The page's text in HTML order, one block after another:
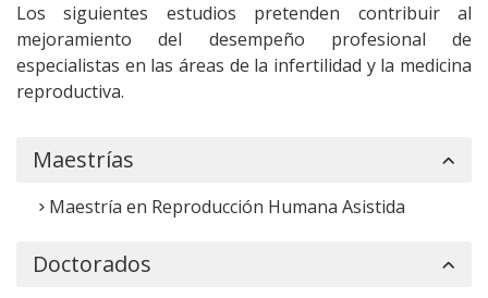
Los siguientes estudios pretenden contribuir al
mejoramiento del desempeño profesional de
especialistas en las áreas de la infertilidad y la medicina
reproductiva.
Maestrías
Maestría en Reproducción Humana Asistida
Doctorados